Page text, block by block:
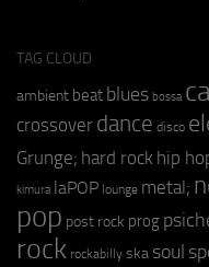
TAG CLOUD
ambient beat blues bossa
crossover dance disco
Grunge; hard rock hip
kimura laPOP lounge metal;
pop post rock prog
rock rockabilly ska soul